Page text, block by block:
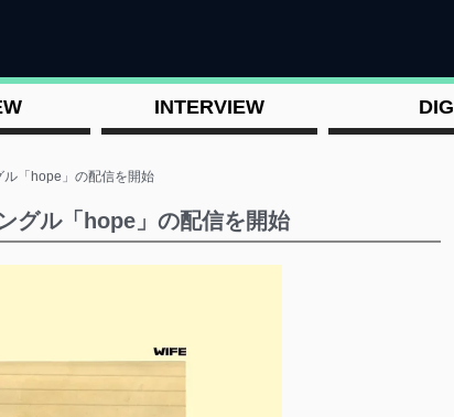
INTERVIEW DIG
「hope」の配信を開始
グル「hope」の配信を開始